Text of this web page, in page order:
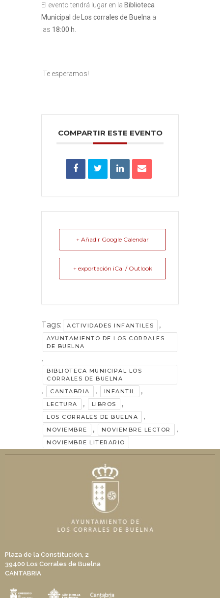
El evento tendrá lugar en la Biblioteca
Municipal de Los corrales de Buelna a
las 18:00 h.
¡Te esperamos!
COMPARTIR ESTE EVENTO
+ Añadir Google Calendar
+ exportación iCal / Outlook
Tags: ACTIVIDADES INFANTILES ,
AYUNTAMIENTO DE LOS CORRALES
DE BUELNA
,
BIBLIOTECA MUNICIPAL LOS
CORRALES DE BUELNA
, CANTABRIA , INFANTIL ,
LECTURA , LIBROS ,
LOS CORRALES DE BUELNA ,
NOVIEMBRE , NOVIEMBRE LECTOR ,
NOVIEMBRE LITERARIO
Plaza de la Constitución, 2
39400 Los Corrales de Buelna
CANTABRIA